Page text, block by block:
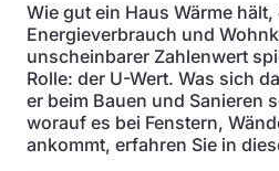
Wie gut ein Haus Wärme
Energieverbrauch und
unscheinbarer Zahlenwert
Rolle: der U-Wert. Was sich
er beim Bauen und Sanieren
worauf es bei Fenstern,
ankommt, erfahren Sie in